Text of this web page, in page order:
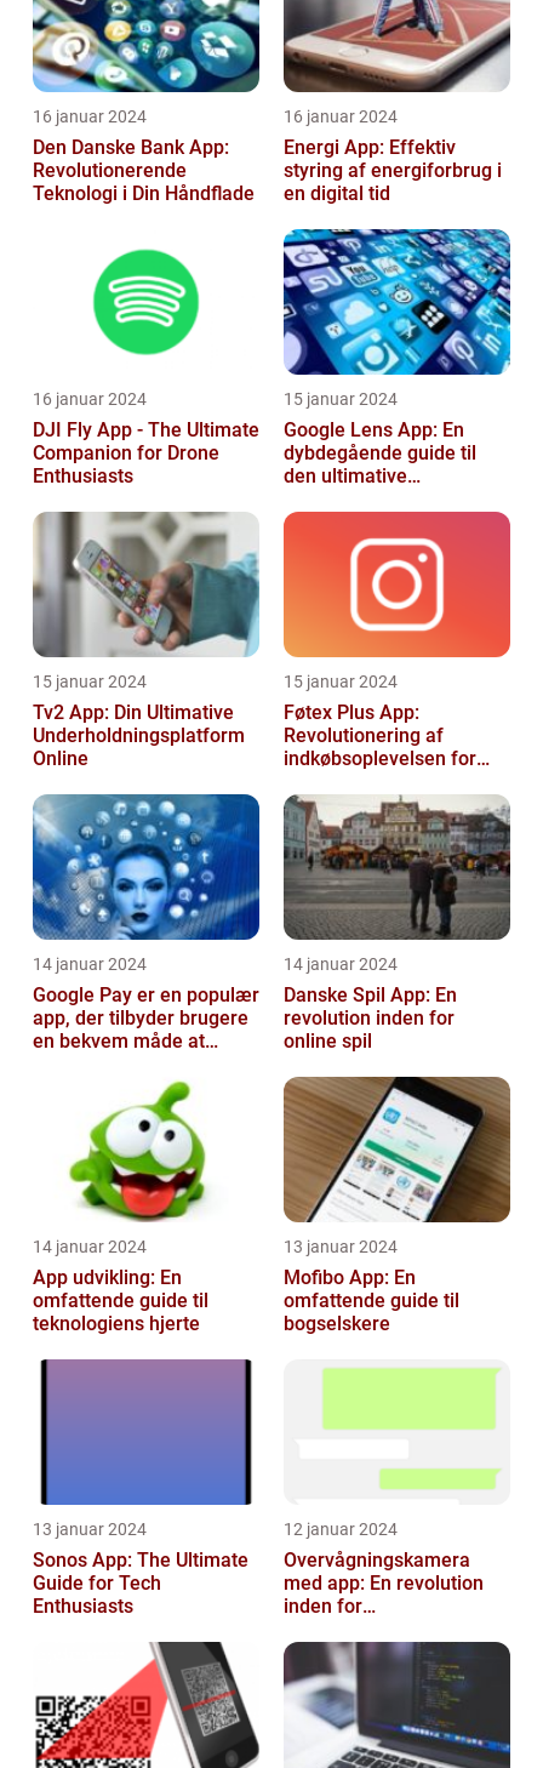
16 januar 2024
Den Danske Bank App:
Revolutionerende
Teknologi i Din Håndflade
16 januar 2024
Energi App: Effektiv
styring af energiforbrug i
en digital tid
16 januar 2024
DJI Fly App - The Ultimate
Companion for Drone
Enthusiasts
15 januar 2024
Google Lens App: En
dybdegående guide til
den ultimative
15 januar 2024
Tv2 App: Din Ultimative
Underholdningsplatform
Online
15 januar 2024
Føtex Plus App:
Revolutionering af
indkøbsoplevelsen for
14 januar 2024
Google Pay er en populær
app, der tilbyder brugere
en bekvem måde at
14 januar 2024
Danske Spil App: En
revolution inden for
online spil
14 januar 2024
App udvikling: En
omfattende guide til
teknologiens hjerte
13 januar 2024
Mofibo App: En
omfattende guide til
bogselskere
13 januar 2024
Sonos App: The Ultimate
Guide for Tech
Enthusiasts
12 januar 2024
Overvågningskamera
med app: En revolution
inden for